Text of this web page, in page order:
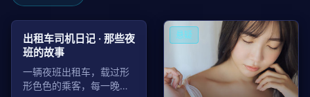
都市
出租车司机日记 · 那些夜
班的故事
一辆夜班出租车，载过形
形色色的乘客，每一晚都
悬疑